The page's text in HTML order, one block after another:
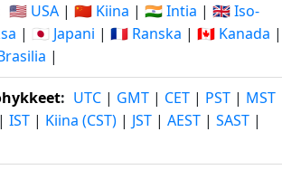
🇺🇸 USA | 🇨🇳 Kiina | 🇮🇳 Intia | 🇬🇧 Iso-
| 🇯🇵 Japani | 🇫🇷 Ranska | 🇨🇦 Kanada |
|
: UTC | GMT | CET | PST | MST
| IST | Kiina (CST) | JST | AEST | SAST |